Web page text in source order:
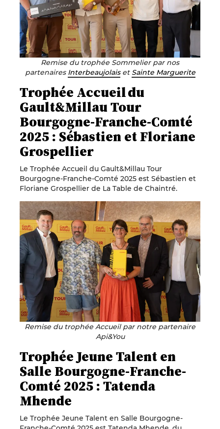
Remise du trophée Sommelier par nos
partenaires Interbeaujolaiset Sainte Marguerite
Trophée Accueil du
Gault&Millau Tour
Bourgogne-Franche-Comté
2025 : Sébastien et Floriane
Grospellier
Le Trophée Accueil du Gault&Millau Tour
Bourgogne-Franche-Comté 2025 est Sébastien et
Floriane Grospellier de La Table de Chaintré.
Remise du trophée Accueil par notre partenaire
Api&You
Trophée Jeune Talent en
Salle Bourgogne-Franche-
Comté 2025 : Tatenda
Mhende
Le Trophée Jeune Talent en Salle Bourgogne-